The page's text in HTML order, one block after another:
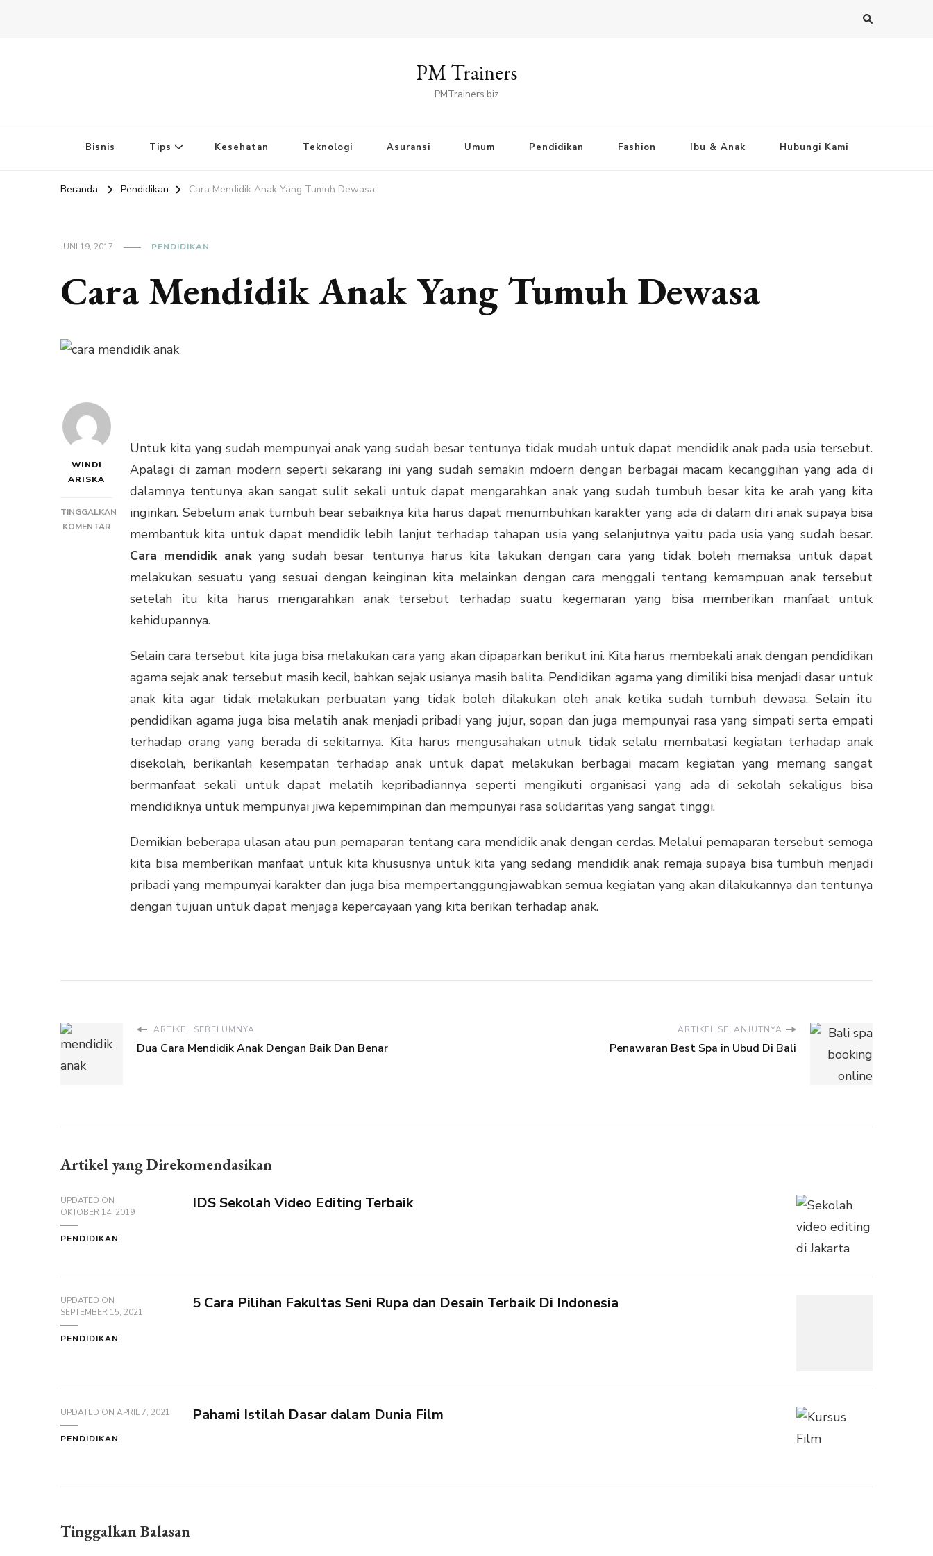
PM Trainers
PMTrainers.biz
Bisnis Tips Kesehatan Teknologi Asuransi Umum Pendidikan Fashion Ibu & Anak Hubungi Kami
Beranda Pendidikan Cara Mendidik Anak Yang Tumuh Dewasa
JUNI 19, 2017 PENDIDIKAN
Cara Mendidik Anak Yang Tumuh Dewasa
WINDI
ARISKA
TINGGALKAN
KOMENTARPADA
CARA
MENDIDIK
YANG
TUMUH
DEWASA
Untuk kita yang sudah mempunyai anak yang sudah besar tentunya tidak mudah untuk dapat mendidik anak pada usia tersebut.
Apalagi di zaman modern seperti sekarang ini yang sudah semakin mdoern dengan berbagai macam kecanggihan yang ada di
dalamnya tentunya akan sangat sulit sekali untuk dapat mengarahkan anak yang sudah tumbuh besar kita ke arah yang kita
inginkan. Sebelum anak tumbuh bear sebaiknya kita harus dapat menumbuhkan karakter yang ada di dalam diri anak supaya bisa
membantuk kita untuk dapat mendidik lebih lanjut terhadap tahapan usia yang selanjutnya yaitu pada usia yang sudah besar.
Cara mendidik anak yang sudah besar tentunya harus kita lakukan dengan cara yang tidak boleh memaksa untuk dapat
melakukan sesuatu yang sesuai dengan keinginan kita melainkan dengan cara menggali tentang kemampuan anak tersebut
setelah itu kita harus mengarahkan anak tersebut terhadap suatu kegemaran yang bisa memberikan manfaat untuk
kehidupannya.
Selain cara tersebut kita juga bisa melakukan cara yang akan dipaparkan berikut ini. Kita harus membekali anak dengan pendidikan
agama sejak anak tersebut masih kecil, bahkan sejak usianya masih balita. Pendidikan agama yang dimiliki bisa menjadi dasar untuk
anak kita agar tidak melakukan perbuatan yang tidak boleh dilakukan oleh anak ketika sudah tumbuh dewasa. Selain itu
pendidikan agama juga bisa melatih anak menjadi pribadi yang jujur, sopan dan juga mempunyai rasa yang simpati serta empati
terhadap orang yang berada di sekitarnya. Kita harus mengusahakan utnuk tidak selalu membatasi kegiatan terhadap anak
disekolah, berikanlah kesempatan terhadap anak untuk dapat melakukan berbagai macam kegiatan yang memang sangat
bermanfaat sekali untuk dapat melatih kepribadiannya seperti mengikuti organisasi yang ada di sekolah sekaligus bisa
mendidiknya untuk mempunyai jiwa kepemimpinan dan mempunyai rasa solidaritas yang sangat tinggi.
Demikian beberapa ulasan atau pun pemaparan tentangcara mendidik anakdengan cerdas. Melalui pemaparan tersebut semoga
kita bisa memberikan manfaat untuk kita khususnya untuk kita yang sedang mendidik anak remaja supaya bisa tumbuh menjadi
pribadi yang mempunyai karakter dan juga bisa mempertanggungjawabkan semua kegiatan yang akan dilakukannya dan tentunya
dengan tujuan untuk dapat menjaga kepercayaan yang kita berikan terhadap anak.
ARTIKEL SEBELUMNYA
Dua Cara Mendidik Anak Dengan Baik Dan Benar
ARTIKEL SELANJUTNYA
Penawaran Best Spa in Ubud Di Bali
Artikel yang Direkomendasikan
UPDATED ON
OKTOBER 14, 2019
PENDIDIKAN
IDS Sekolah Video Editing Terbaik
UPDATED ON
SEPTEMBER 15, 2021
PENDIDIKAN
5 Cara Pilihan Fakultas Seni Rupa dan Desain Terbaik Di Indonesia
UPDATED ON APRIL 7, 2021
PENDIDIKAN
Pahami Istilah Dasar dalam Dunia Film
Tinggalkan Balasan